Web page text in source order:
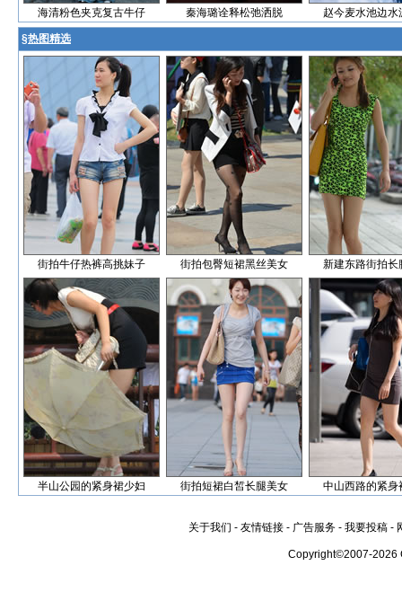
海清粉色夹克复古牛仔 秦海璐诠释松弛洒脱 赵今麦水池边水
§热图精选
街拍牛仔热裤高挑妹子 街拍包臀短裙黑丝美女 新建东路街拍长
半山公园的紧身裙少妇 街拍短裙白皙长腿美女 中山西路的紧身
关于我们 - 友情链接 - 广告服务 - 我要投稿 -
Copyright©2007-2026